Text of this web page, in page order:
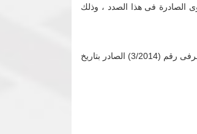
والفتاوى الصادرة فى هذا الصدد ، وذلك
شراء العربات وشراء وتشييد العقارات والاراضي إلا ما أستثني منها بموجب أحكام منشور الإدارة العامة لتنظيم وتنمية الجهاز المصرفى رقم (3/2014) الصادر بتاريخ